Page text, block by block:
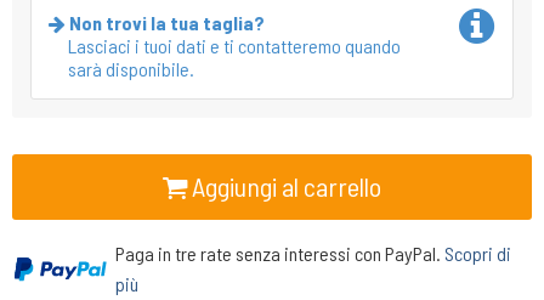
Non trovi la tua taglia?
Lasciaci i tuoi dati e ti contatteremo quando
sarà disponibile.
Aggiungi al carrello
Paga in tre rate senza interessi con PayPal. Scopri di
più